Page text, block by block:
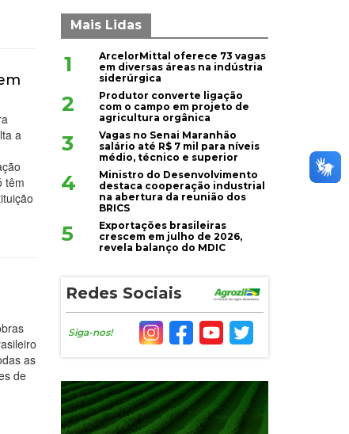
a
têm
as
de
Mais Lidas
1
ArcelorMittal oferece 73 vagas
em diversas áreas na indústria
siderúrgica
2
Produtor converte ligação
com o campo em projeto de
agricultura orgânica
3
Vagas no Senai Maranhão
salário até R$ 7 mil para níveis
médio, técnico e superior
4
Ministro do Desenvolvimento
destaca cooperação industrial
na abertura da reunião dos
BRICS
5
Exportações brasileiras
crescem em julho de 2026,
revela balanço do MDIC
Redes Sociais
Siga-nos!